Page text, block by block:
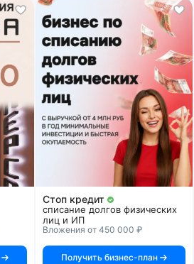
Стоп кредит
списание долгов физических
лиц и ИП
Вложения от 450 000 ₽
Получить бизнес-план